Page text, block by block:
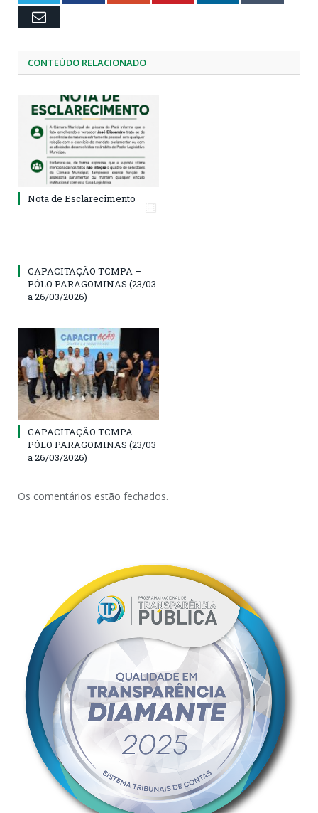
Email
CONTEÚDO RELACIONADO
Nota de Esclarecimento
CAPACITAÇÃO TCMPA –
PÓLO PARAGOMINAS (23/03
a 26/03/2026)
CAPACITAÇÃO TCMPA –
PÓLO PARAGOMINAS (23/03
a 26/03/2026)
Os comentários estão fechados.